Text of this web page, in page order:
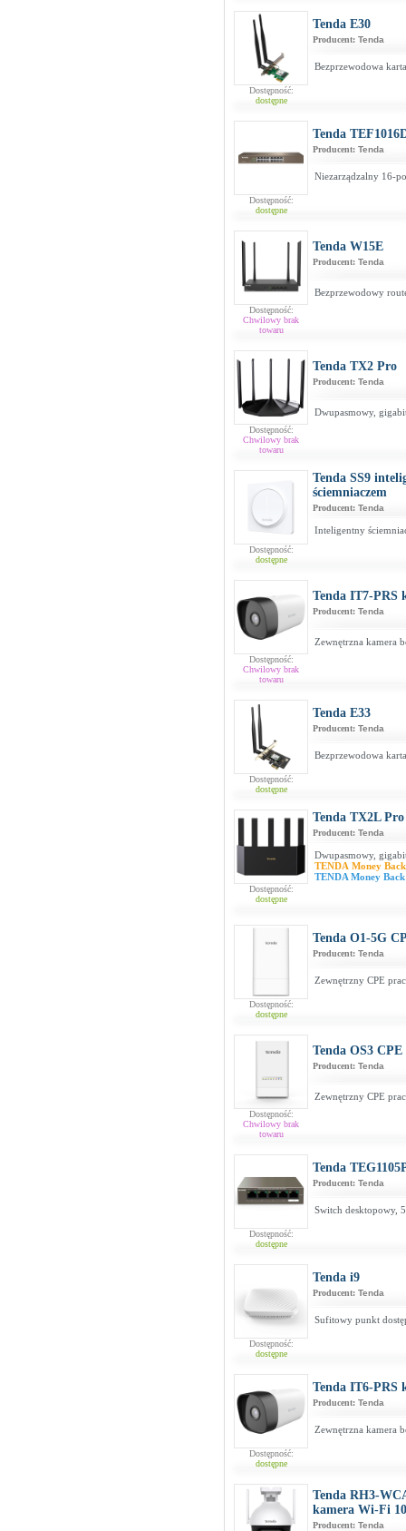
Dostępność:
dostępne
Tenda E30
Producent: Tenda
Bezprzewodowa
Dostępność:
dostępne
Tenda
Producent: Tenda
Niezarządzalny 16-
Dostępność:
Chwilowy brak
towaru
Tenda W15E
Producent: Tenda
Bezprzewodowy
Dostępność:
Chwilowy brak
towaru
Tenda TX2 Pro
Producent: Tenda
Dwupasmowy,
Dostępność:
dostępne
Tenda SS9
ściemniaczem
Producent: Tenda
Inteligentny
Dostępność:
Chwilowy brak
towaru
Tenda IT7-PRS
Producent: Tenda
Zewnętrzna kamera
Dostępność:
dostępne
Tenda E33
Producent: Tenda
Bezprzewodowa
Dostępność:
dostępne
Tenda TX2L Pro
Producent: Tenda
Dwupasmowy,
TENDA Money Back
TENDA Money Back
Dostępność:
dostępne
Tenda O1-5G
Producent: Tenda
Zewnętrzny CPE
Dostępność:
Chwilowy brak
towaru
Tenda OS3 CPE
Producent: Tenda
Zewnętrzny CPE
Dostępność:
dostępne
Tenda
Producent: Tenda
Switch desktopowy,
Dostępność:
dostępne
Tenda i9
Producent: Tenda
Sufitowy punkt
Dostępność:
dostępne
Tenda IT6-PRS
Producent: Tenda
Zewnętrzna kamera
Tenda RH3-
kamera Wi-Fi
Producent: Tenda